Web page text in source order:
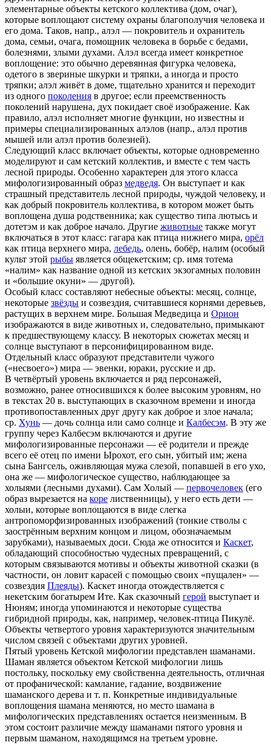
элементарные объекты кетского коллектива (дом, очаг),
которые воплощают систему охраны благополучия человека и
его дома. Таков, напр., алэл — покровитель и охранитель
дома, семьи, очага, помощник человека в борьбе с бедами,
болезнями, злыми духами. Алэл всегда имеет конкретное
воплощение: это обычно деревянная фигурка человека,
одетого в звериные шкурки и тряпки, а иногда и просто
тряпки; алэл живёт в доме, тщательно хранится и переходит
из одного поколения в другое; если преемственность
поколений нарушена, дух покидает своё изображение. Как
правило, алэл исполняет многие функции, но известны и
примеры специализированных алэлов (напр., алэл против
мышей или алэл против болезней).
Следующий класс включает объекты, которые одновременно
моделируют и сам кетский коллектив, и вместе с тем часть
лесной природы. Особенно характерен для этого класса
мифологизированный образ медведя. Он выступает и как
страшный представитель лесной природы, чуждой человеку, и
как добрый покровитель коллектива, в котором может быть
воплощена душа родственника; как существо типа лютысь и
дотетэм и как доброе начало. Другие животные также могут
включаться в этот класс: гагара как птица нижнего мира, орёл
как птица верхнего мира, лебедь, олень, бобёр, налим (особый
культ этой рыбы является общекетским; ср. имя тотема
«налим» как название одной из кетских экзогамных половин
и «большие окуни» — другой).
Особый класс составляют небесные объекты: месяц, солнце,
некоторые звёзды и созвездия, считавшиеся корнями деревьев,
растущих в верхнем мире. Большая Медведица и Орион
изображаются в виде животных и, следовательно, примыкают
к предшествующему классу. В некоторых сюжетах месяц и
солнце выступают в персонифицированном виде.
Отдельный класс образуют представители чужого
(«несвоего») мира — эвенки, юраки, русские и др.
В четвёртый уровень включается и ряд персонажей,
возможно, ранее относившихся к более высоким уровням, но
в текстах 20 в. выступающих в сказочном времени и иногда
противопоставленных друг другу как доброе и злое начала;
ср. Хунь — дочь солнца или само солнце и Калбесэм. В эту же
группу через Калбесэм включаются и другие
мифологизированные персонажи — её родители и прежде
всего её отец по имени Ырохот, его сын, убитый им; жена
сына Бангсель, оживляющая мужа слезой, попавшей в его ухо,
она же — мифологическое существо, наблюдающее за
холыями (лесными духами). Сам Холый — первочеловек (его
образ вырезается на коре лиственницы), у него есть дети —
холыи, которые воплощаются в виде слегка
антропоморфизированных изображений (тонкие стволы с
заострённым верхним концом и лицом, обозначаемым
зарубками), называемых доси. Сюда же относится и Каскет,
обладающий способностью чудесных превращений, с
которым связываются мотивы и объекты животной сказки (в
частности, он ловит карасей с помощью своих «пущален» —
созвездия Плеяды). Каскет иногда отождествляется с
некетским богатырем Ите. Как сказочный герой выступает и
Нюням; иногда упоминаются и некоторые существа
гибридной природы, как, например, человек-птица Пикулё.
Объекты четвертого уровня характеризуются значительным
числом связей с объектами других уровней.
Пятый уровень Кетской мифологии представлен шаманами.
Шаман является объектом Кетской мифологии лишь
постольку, поскольку ему свойственна деятельность, отличная
от профанической: камлание, гадание, воздвижение
шаманского дерева и т. п. Конкретные индивидуальные
воплощения шамана меняются, но место шамана в
мифологических представлениях остается неизменным. В
этом состоит различие между шаманами пятого уровня и
первым шаманом, находящимся на третьем уровне.